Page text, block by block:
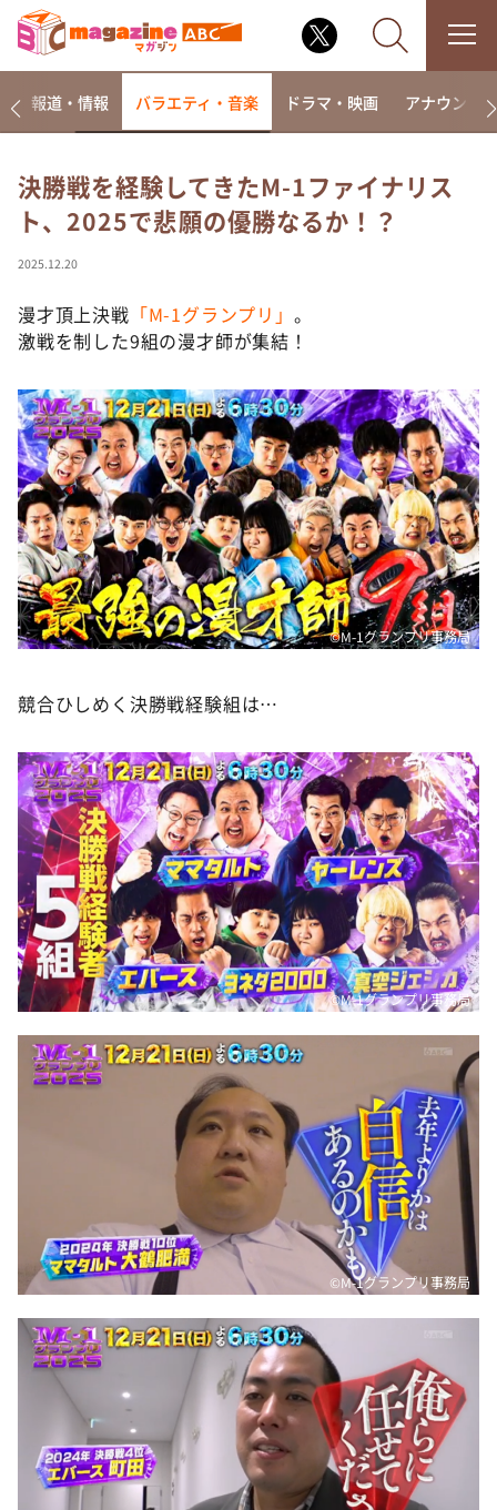
なるみ・岡村の過ぎるTV
相席食堂
～人生密着トークバラエティ！～ やすとものいたっ
て真剣です
news おかえり
河合＆A.B.C-Z塚田×福井アナ「なんでやねん！？」
（news おかえり）
DAIGOも台所 ～きょうの献立 何にする？～
本日はダイアンなり！シーズン２
朝だ！生です旅サラダ
教えて！ニュースライブ 正義のミカタ
新婚さんいらっしゃい！
ザキ山小屋本館
ぺこぱのまるスポ
アナ回覧板
報道・情報 バラエティ・音楽 ドラマ・映画 アナウンサー
決勝戦を経験してきたM-1ファイナリス
ト、2025で悲願の優勝なるか！？
2025.12.20
漫才頂上決戦 「M-1グランプリ」 。
激戦を制した9組の漫才師が集結！
©M-1グランプリ事務局
競合ひしめく決勝戦経験組は…
©M-1グランプリ事務局
©M-1グランプリ事務局